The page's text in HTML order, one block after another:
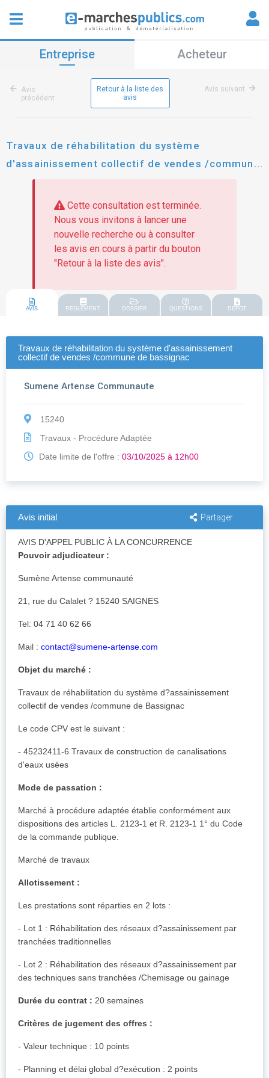
Entreprise Acheteur
Avis
précédent
Retour à la liste des
avis
Avis suivant
Travaux de réhabilitation du système
d'assainissement collectif de vendes /commune
de bassignac
Cette consultation est terminée.
Nous vous invitons à lancer une
nouvelle recherche ou à consulter
les avis en cours à partir du bouton
"Retour à la liste des avis".
AVIS REGLEMENT DOSSIER QUESTIONS DEPOT
Travaux de réhabilitation du système d'assainissement
collectif de vendes /commune de bassignac
Sumene Artense Communaute
15240
Travaux - Procédure Adaptée
Date limite de l'offre : 03/10/2025 à 12h00
Avis initial Partager
AVIS D'APPEL PUBLIC À LA CONCURRENCE
Pouvoir adjudicateur :
Sumène Artense communauté
21, rue du Calalet ? 15240 SAIGNES
Tel: 04 71 40 62 66
Mail : contact@sumene-artense.com
Objet du marché :
Travaux de réhabilitation du système d?assainissement
collectif de vendes /commune de Bassignac
Le code CPV est le suivant :
- 45232411-6 Travaux de construction de canalisations
d'eaux usées
Mode de passation :
Marché à procédure adaptée établie conformément aux
dispositions des articles L. 2123-1 et R. 2123-1 1° du Code
de la commande publique.
Marché de travaux
Allotissement :
Les prestations sont réparties en 2 lots :
- Lot 1 : Réhabilitation des réseaux d?assainissement par
tranchées traditionnelles
- Lot 2 : Réhabilitation des réseaux d?assainissement par
des techniques sans tranchées /Chemisage ou gainage
Durée du contrat : 20 semaines
Critères de jugement des offres :
- Valeur technique : 10 points
- Planning et délai global d?exécution : 2 points